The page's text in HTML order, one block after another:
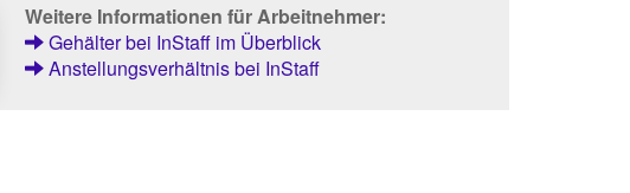
Weitere Informationen für Arbeitnehmer:
Gehälter bei InStaff im Überblick
Anstellungsverhältnis bei InStaff